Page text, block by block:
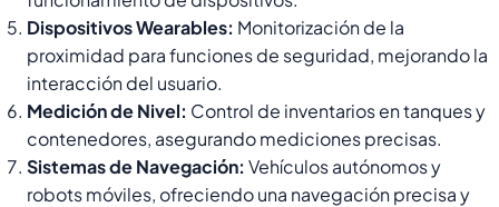
Dispositivos Wearables: Monitorización de la
proximidad para funciones de seguridad, mejorando la
interacción del usuario.
Medición de Nivel: Control de inventarios en tanques y
contenedores, asegurando mediciones precisas.
Sistemas de Navegación: Vehículos autónomos y
robots móviles, ofreciendo una navegación precisa y